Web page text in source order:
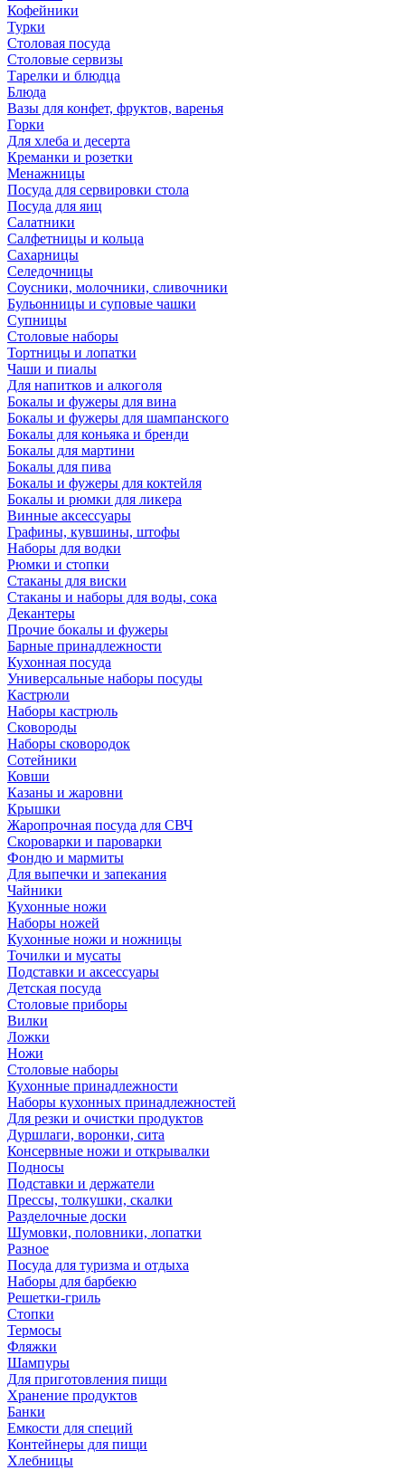
Кофейники
Турки
Столовая посуда
Столовые сервизы
Тарелки и блюдца
Блюда
Вазы для конфет, фруктов, варенья
Горки
Для хлеба и десерта
Креманки и розетки
Менажницы
Посуда для сервировки стола
Посуда для яиц
Салатники
Салфетницы и кольца
Сахарницы
Селедочницы
Соусники, молочники, сливочники
Бульонницы и суповые чашки
Супницы
Столовые наборы
Тортницы и лопатки
Чаши и пиалы
Для напитков и алкоголя
Бокалы и фужеры для вина
Бокалы и фужеры для шампанского
Бокалы для коньяка и бренди
Бокалы для мартини
Бокалы для пива
Бокалы и фужеры для коктейля
Бокалы и рюмки для ликера
Винные аксессуары
Графины, кувшины, штофы
Наборы для водки
Рюмки и стопки
Стаканы для виски
Стаканы и наборы для воды, сока
Декантеры
Прочие бокалы и фужеры
Барные принадлежности
Кухонная посуда
Универсальные наборы посуды
Кастрюли
Наборы кастрюль
Сковороды
Наборы сковородок
Сотейники
Ковши
Казаны и жаровни
Крышки
Жаропрочная посуда для СВЧ
Скороварки и пароварки
Фондю и мармиты
Для выпечки и запекания
Чайники
Кухонные ножи
Наборы ножей
Кухонные ножи и ножницы
Точилки и мусаты
Подставки и аксессуары
Детская посуда
Столовые приборы
Вилки
Ложки
Ножи
Столовые наборы
Кухонные принадлежности
Наборы кухонных принадлежностей
Для резки и очистки продуктов
Дуршлаги, воронки, сита
Консервные ножи и открывалки
Подносы
Подставки и держатели
Прессы, толкушки, скалки
Разделочные доски
Шумовки, половники, лопатки
Разное
Посуда для туризма и отдыха
Наборы для барбекю
Решетки-гриль
Стопки
Термосы
Фляжки
Шампуры
Для приготовления пищи
Хранение продуктов
Банки
Емкости для специй
Контейнеры для пищи
Хлебницы